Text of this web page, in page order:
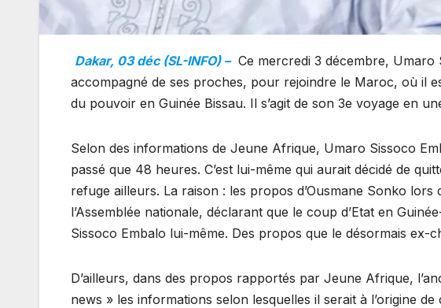
Dakar, 03 déc (SL-INFO) – Ce mercredi 3 décembre, Umaro
accompagné de ses proches, pour rejoindre le Maroc, où il
du pouvoir en Guinée Bissau. Il s’agit de son 3e voyage en
Selon des informations de Jeune Afrique, Umaro Sissoco
passé que 48 heures. C’est lui-même qui aurait décidé de
refuge ailleurs. La raison : les propos d’Ousmane Sonko lors
l’Assemblée nationale, déclarant que le coup d’Etat en
Sissoco Embalo lui-même. Des propos que le désormais ex-
D’ailleurs, dans des propos rapportés par Jeune Afrique,
news » les informations selon lesquelles il serait à l’origine de